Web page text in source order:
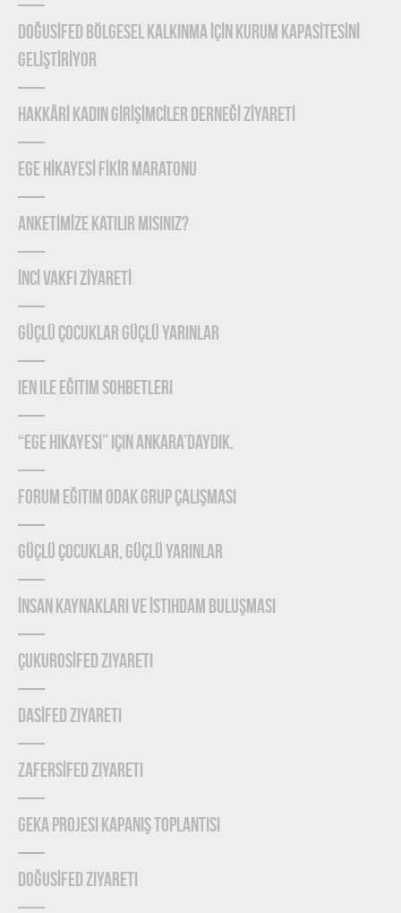
DOĞUSİFED BÖLGESEL KALKINMA İÇİN KURUM KAPASİTESİNİ
GELİŞTİRİYOR
HAKKÂRİ KADIN GİRİŞİMCİLER DERNEĞİ ZİYARETİ
EGE HİKAYESİ FİKİR MARATONU
ANKETİMİZE KATILIR MISINIZ?
İNCİ VAKFI ZİYARETİ
Güçlü Çocuklar Güçlü Yarınlar
IEN ile Eğitim Sohbetleri
“Ege Hikayesi” için Ankara’daydık.
Forum Eğitim Odak Grup Çalışması
Güçlü Çocuklar, Güçlü Yarınlar
İnsan Kaynakları ve İstihdam Buluşması
ÇUKUROSİFED Ziyareti
DASİFED Ziyareti
ZAFERSİFED Ziyareti
GEKA Projesi Kapanış Toplantısı
DOĞUSİFED Ziyareti